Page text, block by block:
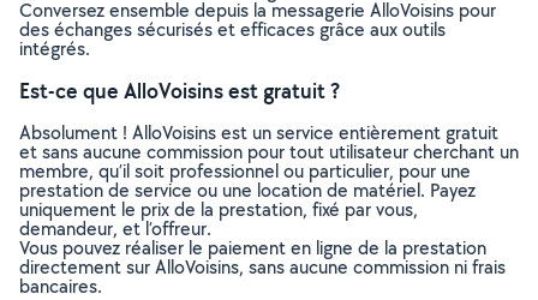
Conversez ensemble depuis la messagerie AlloVoisins pour
des échanges sécurisés et efficaces grâce aux outils
intégrés.
Est-ce que AlloVoisins est gratuit ?
Absolument ! AlloVoisins est un service entièrement gratuit
et sans aucune commission pour tout utilisateur cherchant un
membre, qu’il soit professionnel ou particulier, pour une
prestation de service ou une location de matériel. Payez
uniquement le prix de la prestation, fixé par vous,
demandeur, et l’offreur.
Vous pouvez réaliser le paiement en ligne de la prestation
directement sur AlloVoisins, sans aucune commission ni frais
bancaires.